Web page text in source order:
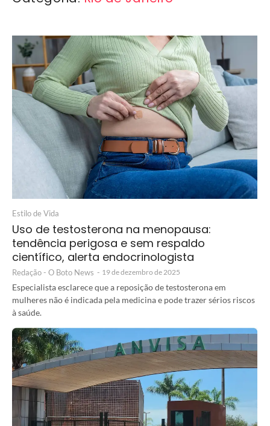
Estilo de Vida
Uso de testosterona na menopausa:
tendência perigosa e sem respaldo
científico, alerta endocrinologista
Redação - O Boto News - 19 de dezembro de 2025
Especialista esclarece que a reposição de testosterona em
mulheres não é indicada pela medicina e pode trazer sérios riscos
à saúde.